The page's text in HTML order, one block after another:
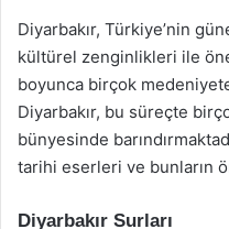
Diyarbakır, Türkiye’nin
kültürel zenginlikleri ile
boyunca birçok
Diyarbakır, bu süreçte
bünyesinde
tarihi eserleri ve bunların
Diyarbakır Surları